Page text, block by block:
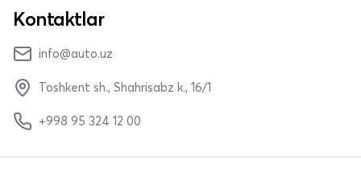
Kontaktlar
info@auto.uz
Toshkent sh., Shahrisabz k., 16/1
+998 95 324 12 00